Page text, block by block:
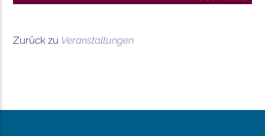
Zurück zu Veranstaltungen